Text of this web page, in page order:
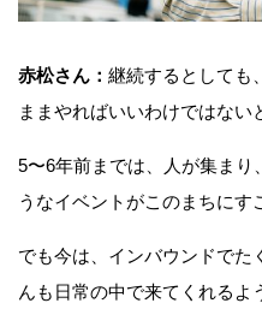
赤松さん： 継続するとしても
ままやればいいわけではない
5〜6年前までは、人が集まり
うなイベントがこのまちにす
でも今は、インバウンドでた
んも日常の中で来てくれるよ